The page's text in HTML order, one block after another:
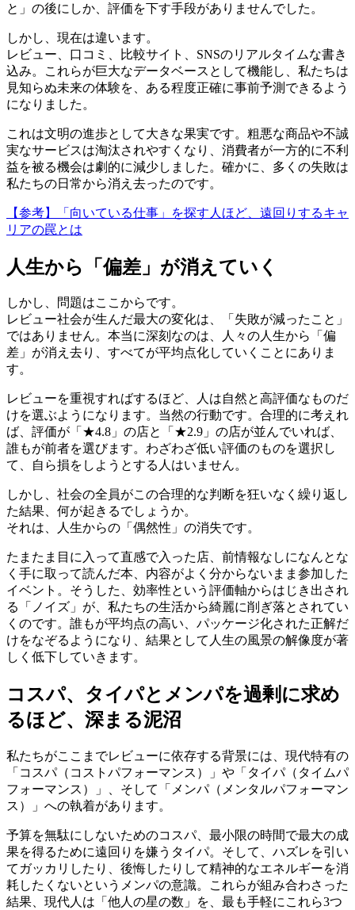
と」の後にしか、評価を下す手段がありませんでした。
しかし、現在は違います。
レビュー、口コミ、比較サイト、SNSのリアルタイムな書き
込み。これらが巨大なデータベースとして機能し、私たちは
見知らぬ未来の体験を、ある程度正確に事前予測できるよう
になりました。
これは文明の進歩として大きな果実です。粗悪な商品や不誠
実なサービスは淘汰されやすくなり、消費者が一方的に不利
益を被る機会は劇的に減少しました。確かに、多くの失敗は
私たちの日常から消え去ったのです。
【参考】「向いている仕事」を探す人ほど、遠回りするキャ
リアの罠とは
人生から「偏差」が消えていく
しかし、問題はここからです。
レビュー社会が生んだ最大の変化は、「失敗が減ったこと」
ではありません。本当に深刻なのは、人々の人生から「偏
差」が消え去り、すべてが平均点化していくことにありま
す。
レビューを重視すればするほど、人は自然と高評価なものだ
けを選ぶようになります。当然の行動です。合理的に考えれ
ば、評価が「★4.8」の店と「★2.9」の店が並んでいれば、
誰もが前者を選びます。わざわざ低い評価のものを選択し
て、自ら損をしようとする人はいません。
しかし、社会の全員がこの合理的な判断を狂いなく繰り返し
た結果、何が起きるでしょうか。
それは、人生からの「偶然性」の消失です。
たまたま目に入って直感で入った店、前情報なしになんとな
く手に取って読んだ本、内容がよく分からないまま参加した
イベント。そうした、効率性という評価軸からはじき出され
る「ノイズ」が、私たちの生活から綺麗に削ぎ落とされてい
くのです。誰もが平均点の高い、パッケージ化された正解だ
けをなぞるようになり、結果として人生の風景の解像度が著
しく低下していきます。
コスパ、タイパとメンパを過剰に求め
るほど、深まる泥沼
私たちがここまでレビューに依存する背景には、現代特有の
「コスパ（コストパフォーマンス）」や「タイパ（タイムパ
フォーマンス）」、そして「メンパ（メンタルパフォーマン
ス）」への執着があります。
予算を無駄にしないためのコスパ、最小限の時間で最大の成
果を得るために遠回りを嫌うタイパ。そして、ハズレを引い
てガッカリしたり、後悔したりして精神的なエネルギーを消
耗したくないというメンパの意識。これらが組み合わさった
結果、現代人は「他人の星の数」を、最も手軽にこれら3つ